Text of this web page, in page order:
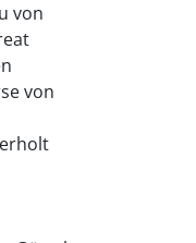
von
von